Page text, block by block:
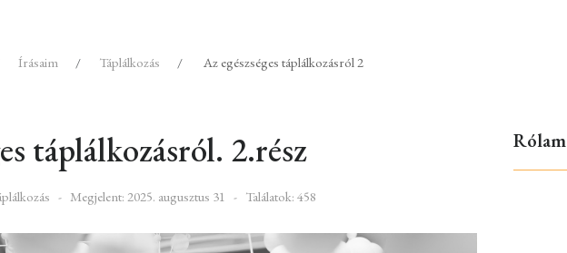
Írásaim Táplálkozás Az egészséges táplálkozásról 2
táplálkozásról. 2.rész
Megjelent: 2025. augusztus 31 Találatok: 458
Rólam